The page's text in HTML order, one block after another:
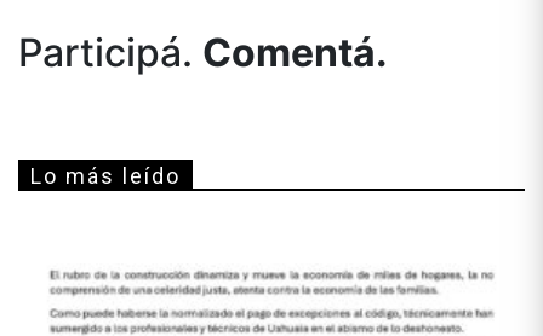
Participá. Comentá.
Lo más leído